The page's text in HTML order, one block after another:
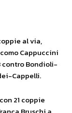
al via,
Cappuccini
contro Bondioli-
Cappelli.
21 coppie